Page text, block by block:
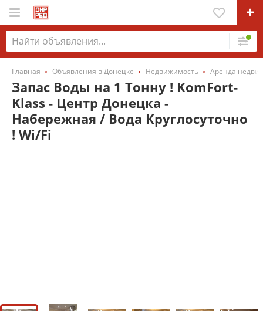
Главная Объявления в Донецке Недвижимость Аренда
Запас Воды на 1 Тонну ! KomFort-
Klass - Центр Донецка -
Набережная / Вода Круглосуточно
! Wi/Fi